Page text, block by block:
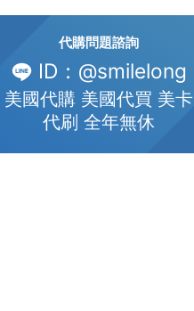
代購問題諮詢
ID：@smilelong
美國代購 美國代買 美卡
代刷 全年無休